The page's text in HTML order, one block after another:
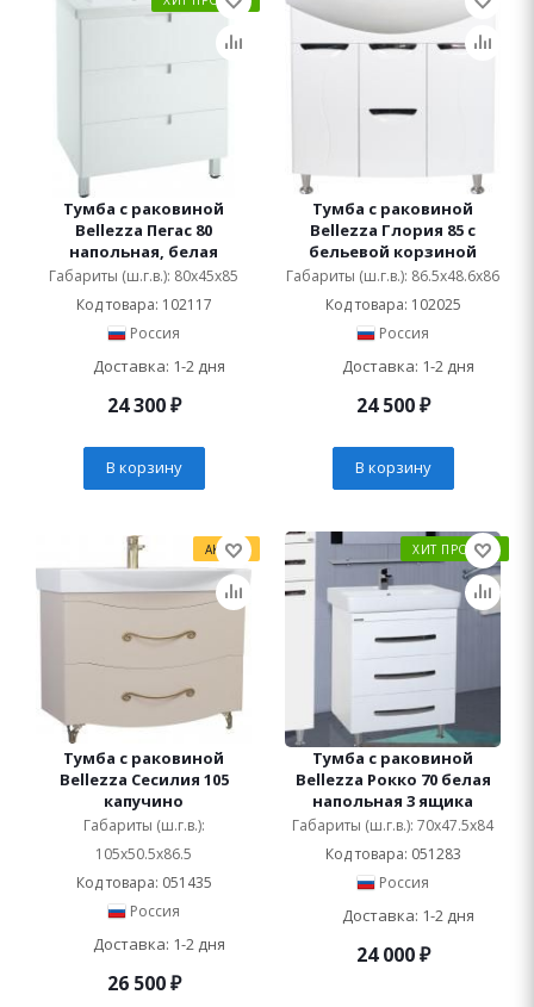
Тумба с раковиной
Bellezza Пегас 80
напольная, белая
Габариты (ш.г.в.): 80x45x85
Код товара: 102117
Россия
Доставка: 1-2 дня
24 300₽
В корзину
Тумба с раковиной
Bellezza Глория 85 с
бельевой корзиной
Габариты (ш.г.в.): 86.5x48.6x86
Код товара: 102025
Россия
Доставка: 1-2 дня
24 500₽
В корзину
АКЦИЯ
Тумба с раковиной
Bellezza Сесилия 105
капучино
Габариты (ш.г.в.):
105x50.5x86.5
Код товара: 051435
Россия
Доставка: 1-2 дня
26 500₽
ХИТ ПРОДАЖ
Тумба с раковиной
Bellezza Рокко 70 белая
напольная 3 ящика
Габариты (ш.г.в.): 70x47.5x84
Код товара: 051283
Россия
Доставка: 1-2 дня
24 000₽